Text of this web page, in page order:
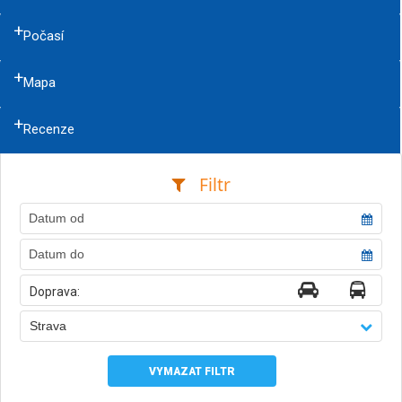
Počasí
Mapa
Recenze
Filtr
Doprava:
Strava
VYMAZAT FILTR